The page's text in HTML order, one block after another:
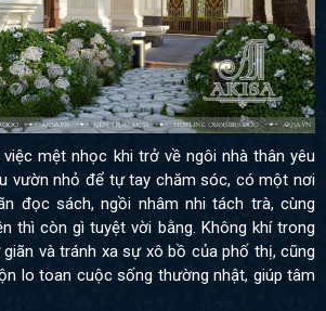
việc mệt nhọc khi trở về ngôi nhà thân yêu
vườn nhỏ để tự tay chăm sóc, có một nơi
đọc sách, ngồi nhâm nhi tách trà, cùng
thì còn gì tuyệt vời bằng. Không khí trong
và tránh xa sự xô bồ của phố thị, cũng
lo toan cuộc sống thường nhật, giúp tâm